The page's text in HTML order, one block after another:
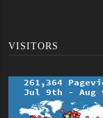
VISITORS